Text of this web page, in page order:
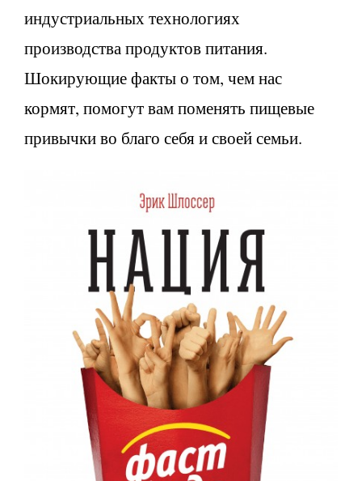
индустриальных технологиях
производства продуктов питания.
Шокирующие факты о том, чем нас
кормят, помогут вам поменять пищевые
привычки во благо себя и своей семьи.